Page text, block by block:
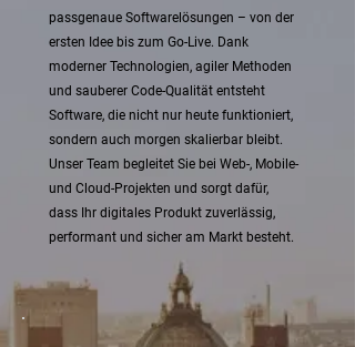
passgenaue Softwarelösungen – von der
ersten Idee bis zum Go-Live. Dank
moderner Technologien, agiler Methoden
und sauberer Code-Qualität entsteht
Software, die nicht nur heute funktioniert,
sondern auch morgen skalierbar bleibt.
Unser Team begleitet Sie bei Web-, Mobile-
und Cloud-Projekten und sorgt dafür,
dass Ihr digitales Produkt zuverlässig,
performant und sicher am Markt besteht.